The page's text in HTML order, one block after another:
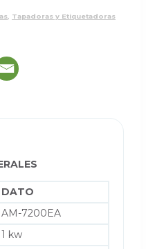
, Tapadoras y Etiquetadoras
DATO
AM-7200EA
1 kw